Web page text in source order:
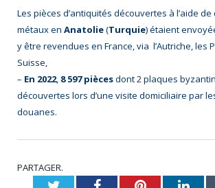
Les pièces d’antiquités découvertes à l’aide
métaux en Anatolie(Turquie) étaient
y être revendues en France, via l’Autriche, les
Suisse,
– En 2022, 8 597 piècesdont 2 plaques
découvertes lors d’une visite domiciliaire par
douanes.
PARTAGER.